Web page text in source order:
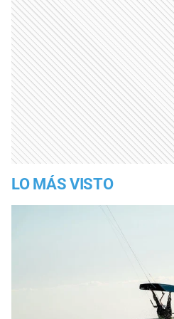
LO MÁS VISTO